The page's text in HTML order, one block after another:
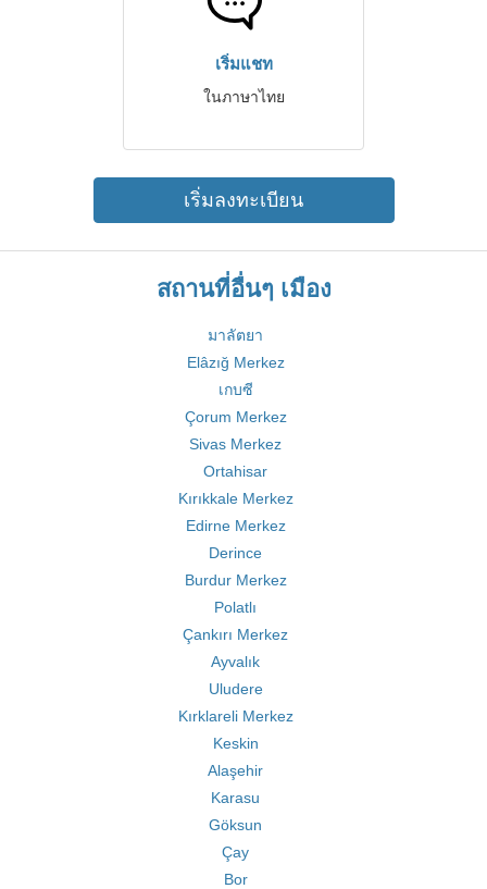
เริ่มแชท
ในภาษาไทย
เริ่มลงทะเบียน
สถานที่อื่นๆ เมือง
มาลัตยา
Elâzığ Merkez
เกบซี
Çorum Merkez
Sivas Merkez
Ortahisar
Kırıkkale Merkez
Edirne Merkez
Derince
Burdur Merkez
Polatlı
Çankırı Merkez
Ayvalık
Uludere
Kırklareli Merkez
Keskin
Alaşehir
Karasu
Göksun
Çay
Bor